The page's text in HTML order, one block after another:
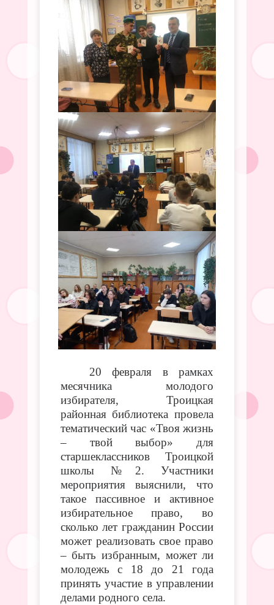
20 февраля в рамках
месячника молодого
избирателя, Троицкая
районная библиотека провела
тематический час «Твоя жизнь
– твой выбор» для
старшеклассников Троицкой
школы №2. Участники
мероприятия выяснили, что
такое пассивное и активное
избирательное право, во
сколько лет гражданин России
может реализовать свое право
– быть избранным, может ли
молодежь с 18 до 21 года
принять участие в управлении
делами родного села.